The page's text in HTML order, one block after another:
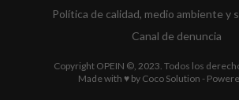
Política de calidad, medio ambiente y
Canal de denuncia
Copyright OPEIN ©, 2023. Todos los
Made with ♥ by Coco Solution -